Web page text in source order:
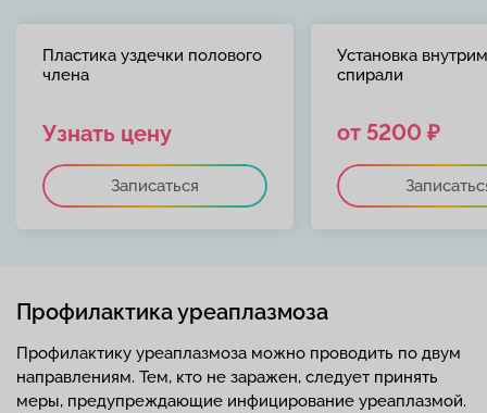
Пластика уздечки полового
члена
Узнать цену
Записаться
Установка
спирали
от 5200 ₽
Профилактика уреаплазмоза
Профилактику уреаплазмоза можно проводить по двум
направлениям. Тем, кто не заражен, следует принять
меры, предупреждающие инфицирование уреаплазмой.